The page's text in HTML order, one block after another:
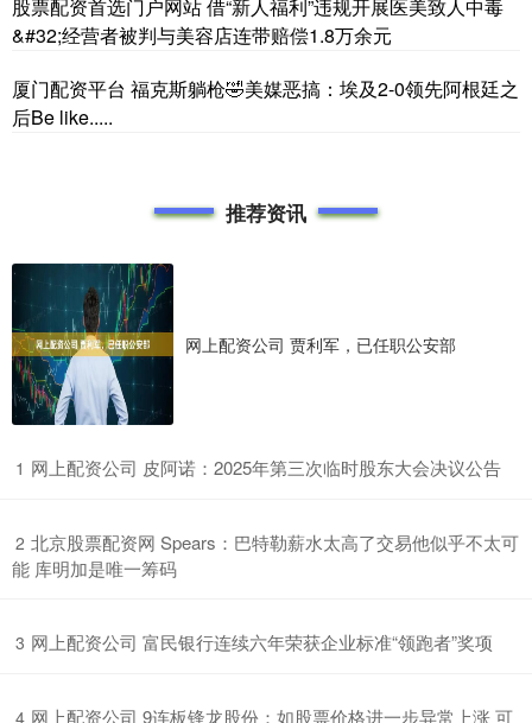
股票配资首选门户网站 借“新人福利”违规开展医美致人中毒
&#32;经营者被判与美容店连带赔偿1.8万余元
厦门配资平台 福克斯躺枪🤣美媒恶搞：埃及2-0领先阿根廷之
后Be like.....
推荐资讯
网上配资公司 贾利军，已任职公安部
1 ​网上配资公司 皮阿诺：2025年第三次临时股东大会决议公告
2 ​北京股票配资网 Spears：巴特勒薪水太高了交易他似乎不太可
能 库明加是唯一筹码
3 ​网上配资公司 富民银行连续六年荣获企业标准“领跑者”奖项
4 ​网上配资公司 9连板锋龙股份：如股票价格进一步异常上涨 可